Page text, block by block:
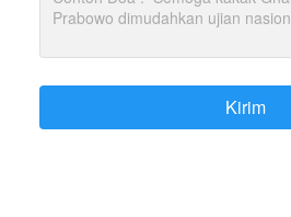
`Kirim